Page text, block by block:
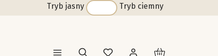
Tryb jasny Tryb ciemny
Otwórz wyszukiwarkę Produkty w